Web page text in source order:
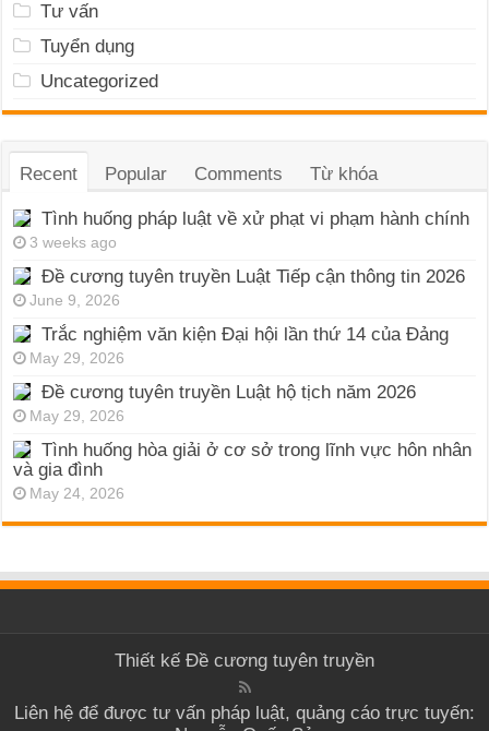
Tư vấn
Tuyển dụng
Uncategorized
Recent Popular Comments Từ khóa
Tình huống pháp luật về xử phạt vi phạm hành chính
3 weeks ago
Đề cương tuyên truyền Luật Tiếp cận thông tin 2026
June 9, 2026
Trắc nghiệm văn kiện Đại hội lần thứ 14 của Đảng
May 29, 2026
Đề cương tuyên truyền Luật hộ tịch năm 2026
May 29, 2026
Tình huống hòa giải ở cơ sở trong lĩnh vực hôn nhân
và gia đình
May 24, 2026
Thiết kế Đề cương tuyên truyền
Liên hệ để được tư vấn pháp luật, quảng cáo trực tuyến: